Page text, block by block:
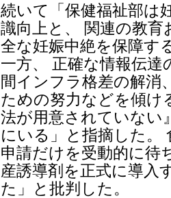
続いて「保健福祉部は
識向上と、 関連の教
全な妊娠中絶を保障す
一方、 正確な情報伝
間インフラ格差の解消
ための努力などを傾け
法が用意されていない
にいる」と指摘した。
申請だけを受動的に待
産誘導剤を正式に導入
た」と批判した。